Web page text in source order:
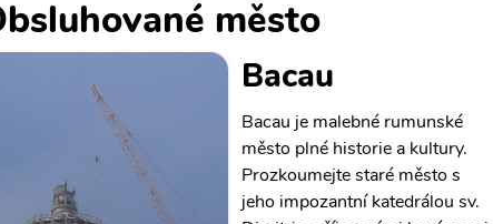
město
Bacau
Bacau je malebné rumunské
město plné historie a kultury.
Prozkoumejte staré město s
jeho impozantní katedrálou sv.